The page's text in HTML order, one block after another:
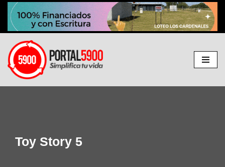
contenido
Toy Story 5